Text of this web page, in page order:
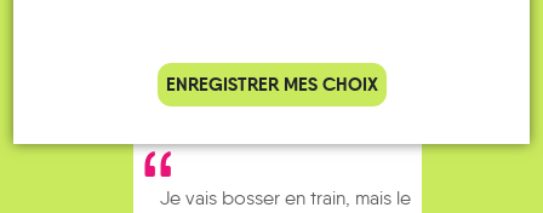
Je vais bosser en train, mais le
ENREGISTRER MES CHOIX